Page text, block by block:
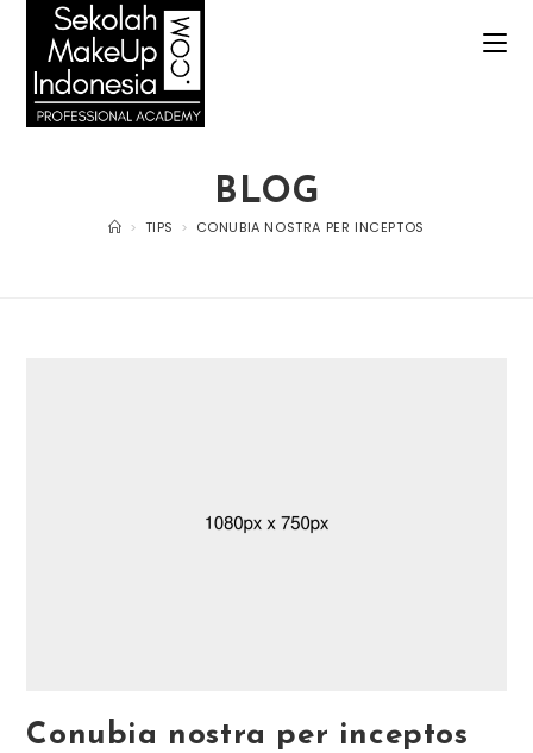
BLOG
> TIPS > CONUBIA NOSTRA PER INCEPTOS
Conubia nostra per inceptos